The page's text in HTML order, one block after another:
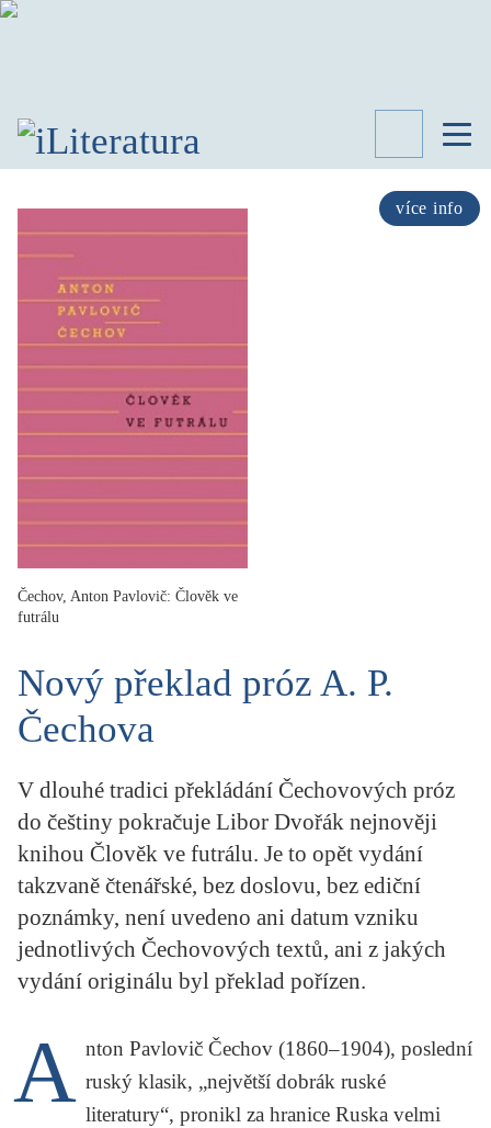
více info
TÉMATA
SPISOVATELÉ
KNIHY
LITERATURY
KATEGORIE
Čechov, Anton Pavlovič: Člověk ve
futrálu
Nový překlad próz A. P.
Čechova
V dlouhé tradici překládání Čechovových próz
do češtiny pokračuje Libor Dvořák nejnověji
knihou Člověk ve futrálu. Je to opět vydání
takzvaně čtenářské, bez doslovu, bez ediční
poznámky, není uvedeno ani datum vzniku
jednotlivých Čechovových textů, ani z jakých
vydání originálu byl překlad pořízen.
A nton Pavlovič Čechov (1860–1904), poslední
ruský klasik, „největší dobrák ruské
literatury“, pronikl za hranice Ruska velmi